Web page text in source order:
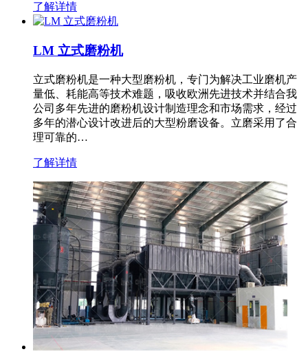
了解详情
LM 立式磨粉机
立式磨粉机是一种大型磨粉机，专门为解决工业磨机产
量低、耗能高等技术难题，吸收欧洲先进技术并结合我
公司多年先进的磨粉机设计制造理念和市场需求，经过
多年的潜心设计改进后的大型粉磨设备。立磨采用了合
理可靠的…
了解详情